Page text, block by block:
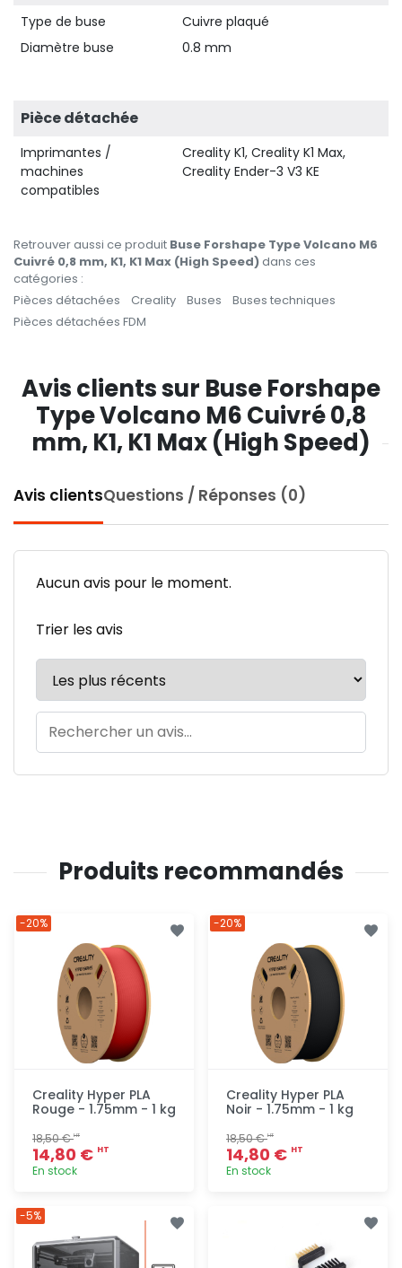
Type de buse
Cuivre plaqué
Diamètre buse
0.8 mm
Pièce détachée
Imprimantes /
machines
compatibles
Creality K1, Creality K1 Max,
Creality Ender-3 V3 KE
Retrouver aussi ce produit Buse Forshape Type Volcano M6
Cuivré 0,8 mm, K1, K1 Max (High Speed)dans ces
catégories :
Pièces détachées
Creality Buses
Buses techniques
Pièces détachées FDM
Avis clients sur Buse Forshape
Type Volcano M6 Cuivré 0,8
mm, K1, K1 Max (High Speed)
Avis clientsQuestions / Réponses (0)
Aucun avis pour le moment.
Trier les avis
Produits recommandés
Creality Hyper PLA
Rouge - 1.75mm - 1 kg
18,50 €HT
14,80 € HT
En stock
-20%
Creality Hyper PLA
Noir - 1.75mm - 1 kg
18,50 €HT
14,80 € HT
En stock
-20%
-5%